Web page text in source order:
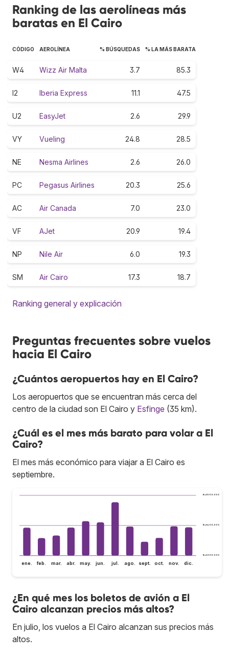
Ranking de las aerolíneas más
baratas en El Cairo
CÓDIGO AEROLÍNEA % BÚSQUEDAS % LA MÁS BARATA
W4 Wizz Air Malta 3.7 85.3
I2 Iberia Express 11.1 47.5
U2 EasyJet 2.6 29.9
VY Vueling 24.8 28.5
NE Nesma Airlines 2.6 26.0
PC Pegasus Airlines 20.3 25.6
AC Air Canada 7.0 23.0
VF AJet 20.9 19.4
NP Nile Air 6.0 19.3
SM Air Cairo 17.3 18.7
Ranking general y explicación
Preguntas frecuentes sobre vuelos
hacia El Cairo
¿Cuántos aeropuertos hay en El Cairo?
Los aeropuertos que se encuentran más cerca del
centro de la ciudad son El Cairo y Esfinge (35 km).
¿Cuál es el mes más barato para volar a El
Cairo?
El mes más económico para viajar a El Cairo es
septiembre.
Bs.S300.000
Bs.S400.000
Bs.S500.000
ene. feb. mar. abr. may. jun. jul. ago. sept. oct. nov. dic.
¿En qué mes los boletos de avión a El
Cairo alcanzan precios más altos?
En julio, los vuelos a El Cairo alcanzan sus precios más
altos.